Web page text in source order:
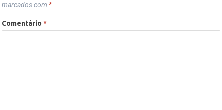
marcados com *
Comentário*